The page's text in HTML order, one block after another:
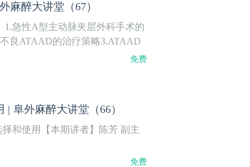
麻醉大讲堂（67）
1.急性A型主动脉夹层外科手术的
良ATAAD的治疗策略3.ATAAD
注不良时的应对
免费
阜外麻醉大讲堂（66）
和使用【本期讲者】陈芳 副主
免费